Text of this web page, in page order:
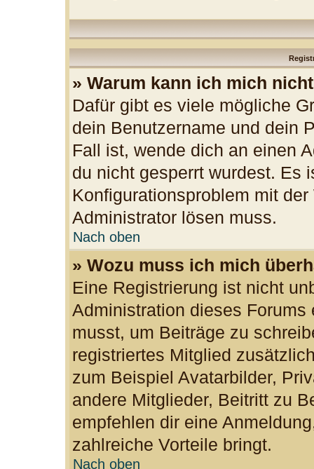
» Warum kann ich mich
Dafür gibt es viele mögliche
dein Benutzername und dein
Fall ist, wende dich an einen
du nicht gesperrt wurdest. Es
Konfigurationsproblem mit
Administrator lösen muss.
Nach oben
» Wozu muss ich mich
Eine Registrierung ist nicht
Administration dieses
musst, um Beiträge zu
registriertes Mitglied
zum Beispiel Avatarbilder,
andere Mitglieder, Beitritt zu
empfehlen dir eine
zahlreiche Vorteile bringt.
Nach oben